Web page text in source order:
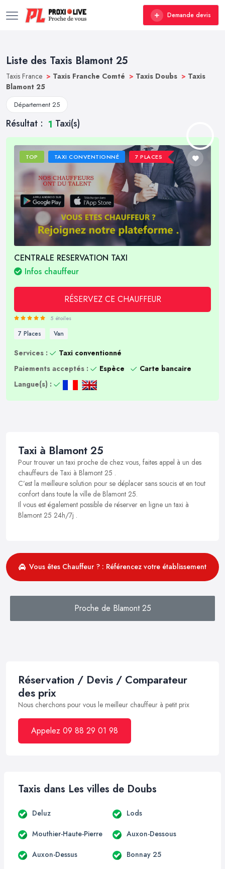
Demande devis
Liste des Taxis Blamont 25
Taxis France > Taxis Franche Comté > Taxis Doubs > Taxis
Blamont 25
Département 25
Résultat : 1 Taxi(s)
TOP TAXI CONVENTIONNÉ 7 PLACES
CENTRALE RESERVATION TAXI
Infos chauffeur
RÉSERVEZ CE CHAUFFEUR
5 étoiles
7 Places Van
Services :
Taxi conventionné
Paiements acceptés :
Espèce
Carte bancaire
Langue(s) :
Taxi à Blamont 25
Pour trouver un taxi proche de chez vous, faites appel à un des
chauffeurs de Taxi à Blamont 25 .
C’est la meilleure solution pour se déplacer sans soucis et en tout
confort dans toute la ville de Blamont 25.
Il vous est également possible de réserver en ligne un taxi à
Blamont 25 24h/7j .
Vous êtes Chauffeur ? : Référencez votre établissement
Proche de Blamont 25
Réservation / Devis / Comparateur
des prix
Nous cherchons pour vous le meilleur chauffeur à petit prix
Appelez 09 88 29 01 98
Taxis dans Les villes de Doubs
Deluz Lods
Mouthier-Haute-Pierre Auxon-Dessous
Auxon-Dessus Bonnay 25